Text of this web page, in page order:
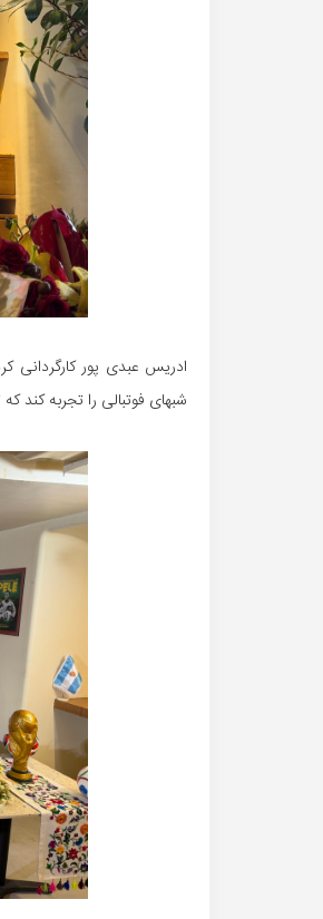
ادریس عبدی پور کارگردانی
شبهای فوتبالی را تجربه کند